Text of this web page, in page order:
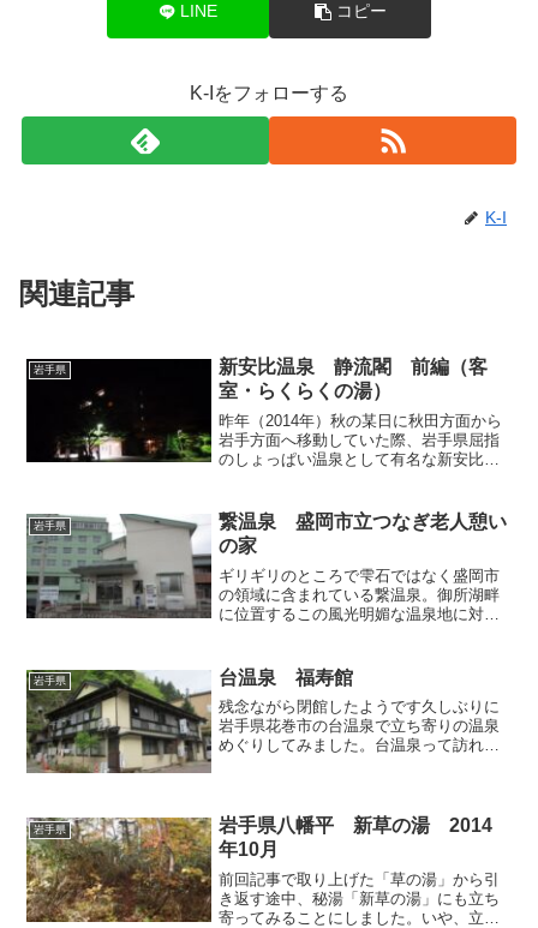
LINE コピー
K-Iをフォローする
K-I
関連記事
岩手県
新安比温泉 静流閣 前編（客
室・らくらくの湯）
昨年（2014年）秋の某日に秋田方面から
岩手方面へ移動していた際、岩手県屈指
のしょっぱい温泉として有名な新安比温
こと、東北道と八戸道が分岐する安比ジ
ャンクション付近に立地...
岩手県
繋温泉 盛岡市立つなぎ老人憩い
の家
ギリギリのところで雫石ではなく盛岡市
の領域に含まれている繋温泉。御所湖畔
に位置するこの風光明媚な温泉地に対し
う先入観を抱いており、付近で湯巡りを
していてもここだけは敬遠...
岩手県 台温泉 福寿館
残念ながら閉館したようです久しぶりに
岩手県花巻市の台温泉で立ち寄りの温泉
めぐりしてみました。台温泉って訪れる
さなお宿「福寿館」へお...
岩手県
岩手県八幡平 新草の湯 2014
年10月
前回記事で取り上げた「草の湯」から引
き返す途中、秘湯「新草の湯」にも立ち
寄ってみることにしました。いや、立ち